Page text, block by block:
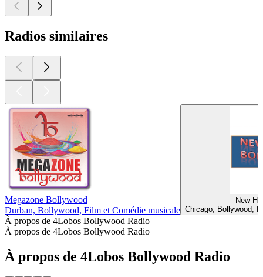
Radios similaires
Megazone Bollywood
Durban, Bollywood, Film et Comédie musicale
New
Chicago, Bollywood,
À propos de 4Lobos Bollywood Radio
À propos de 4Lobos Bollywood Radio
À propos de 4Lobos Bollywood Radio